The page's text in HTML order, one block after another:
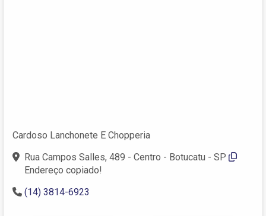
Cardoso Lanchonete E Chopperia
Rua Campos Salles, 489 - Centro - Botucatu - SP
Endereço copiado!
(14) 3814-6923